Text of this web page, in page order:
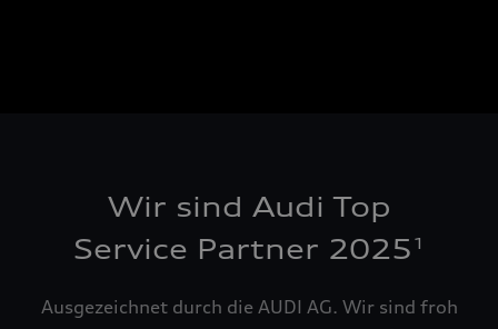
Wir sind Audi Top
Service Partner 2025 1
Ausgezeichnet durch die AUDI AG. Wir sind froh